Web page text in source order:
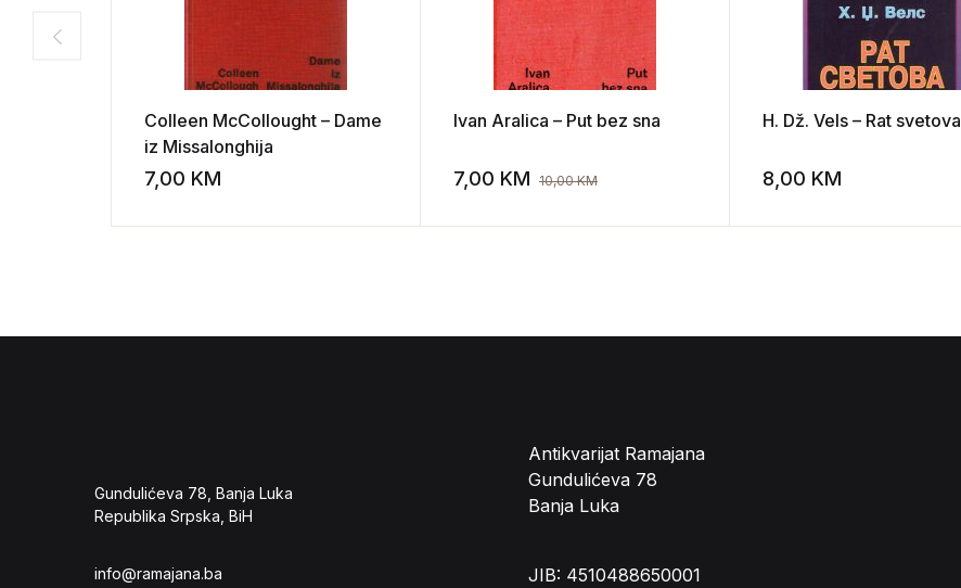
Colleen McCollought – Dame
iz Missalonghija
7,00 KM Add to wishlist
Ivan Aralica – Put bez sna
7,00 KM 10,00KM Add to wishlist
H. Dž. Vels – Rat svetova
8,00 KM
Gundulićeva 78, Banja Luka
Republika Srpska, BiH
info@ramajana.ba
Antikvarijat Ramajana
Gundulićeva 78
Banja Luka
JIB: 4510488650001